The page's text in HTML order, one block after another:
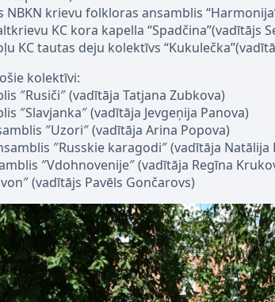
NBKN krievu folkloras ansamblis
KC kora kapella “Spadčina”(vadītājs
KC tautas deju kolektīvs
kolektīvi:
″Rusiči″ (vadītāja Tatjana Zubkova)
″Slavjanka″ (vadītāja Jevgeņija Panova)
″Uzori″ (vadītāja Arina Popova)
″Russkie karagodi″ (vadītāja Natālija
″Vdohnovenije″ (vadītāja Regīna
(vadītājs Pavēls Gončarovs)